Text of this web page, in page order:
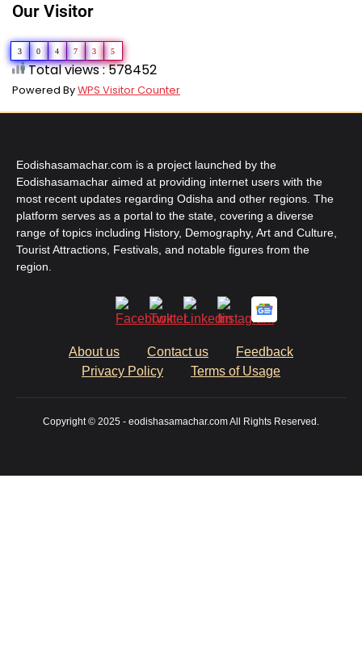
Our Visitor
3 0 4 7 3 5
Total views : 578452
Powered ByWPS Visitor Counter
Eodishasamachar.com is a project launched by the
Eodishasamachar aimed at providing internet users with the
most recent updates regarding Odisha and other regions. The
platform serves as a portal to the state, covering a diverse
range of topics including History, Demography, Art and Culture,
Tourist Attractions, Festivals, and notable figures from the
region.
About us Contact us
Feedback
Privacy Policy
Terms of Usage
Copyright © 2025 - eodishasamachar.com All Rights Reserved.